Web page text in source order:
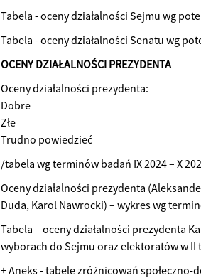
Tabela - oceny działalności Sejmu wg
Tabela - oceny działalności Senatu wg
OCENY DZIAŁALNOŚCI PREZYDENTA
Oceny działalności prezydenta:
Dobre
Złe
Trudno powiedzieć
/tabela wg terminów badań IX 2024 – X
Oceny działalności prezydenta
Duda, Karol Nawrocki) – wykres wg
Tabela – oceny działalności prezydenta
wyborach do Sejmu oraz elektoratów w
+ Aneks - tabele zróżnicowań społeczno-